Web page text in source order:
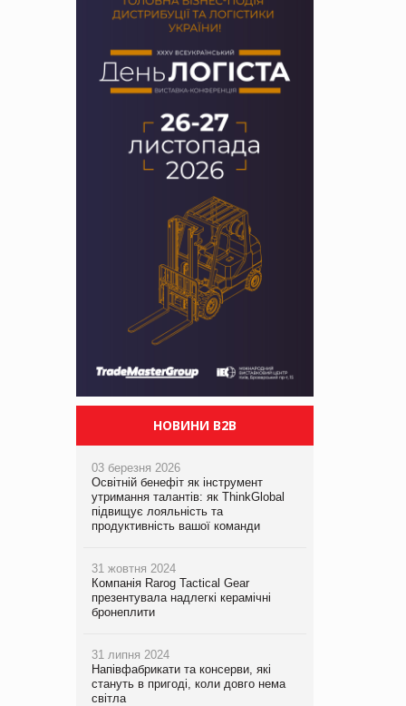
НОВИНИ B2B
03 березня 2026
Освітній бенефіт як інструмент
утримання талантів: як ThinkGlobal
підвищує лояльність та
продуктивність вашої команди
31 жовтня 2024
Компанія Rarog Tactical Gear
презентувала надлегкі керамічні
бронеплити
31 липня 2024
Напівфабрикати та консерви, які
стануть в пригоді, коли довго нема
світла